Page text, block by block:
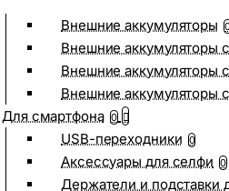
Внешние аккумуляторы
Внешние аккумуляторы
Внешние аккумуляторы
Внешние аккумуляторы
Для смартфона 0
USB-переходники 0
Аксессуары для селфи 0
Держатели и подставки